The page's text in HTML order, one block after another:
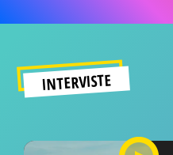
INTERVISTE